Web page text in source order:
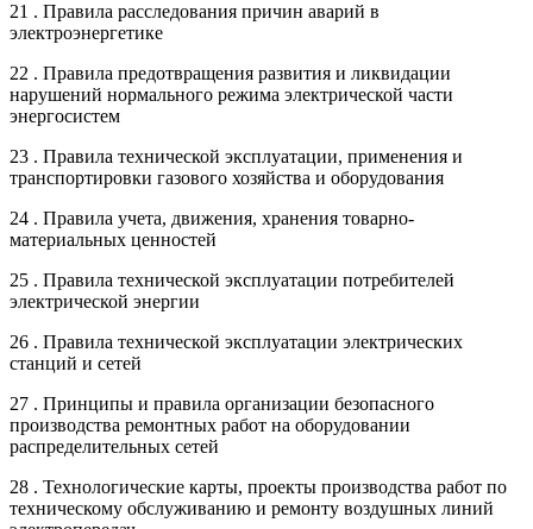
21 . Правила расследования причин аварий в
электроэнергетике
22 . Правила предотвращения развития и ликвидации
нарушений нормального режима электрической части
энергосистем
23 . Правила технической эксплуатации, применения и
транспортировки газового хозяйства и оборудования
24 . Правила учета, движения, хранения товарно-
материальных ценностей
25 . Правила технической эксплуатации потребителей
электрической энергии
26 . Правила технической эксплуатации электрических
станций и сетей
27 . Принципы и правила организации безопасного
производства ремонтных работ на оборудовании
распределительных сетей
28 . Технологические карты, проекты производства работ по
техническому обслуживанию и ремонту воздушных линий